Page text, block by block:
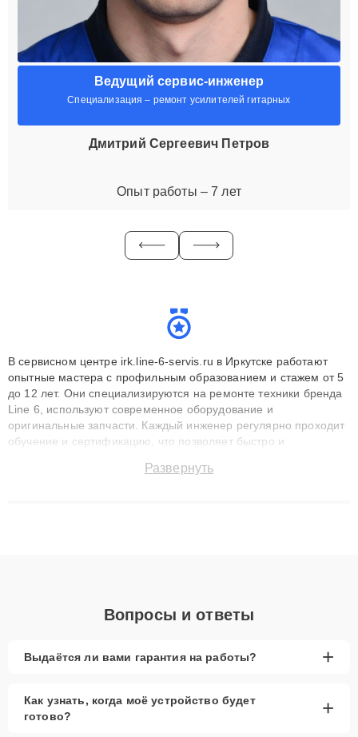
Ведущий сервис-инженер
Специализация – ремонт усилителей гитарных
Дмитрий Сергеевич Петров
Опыт работы – 7 лет
В сервисном центре irk.line-6-servis.ru в Иркутске работают
опытные мастера с профильным образованием и стажем от 5
до 12 лет. Они специализируются на ремонте техники бренда
Line 6, используют современное оборудование и
оригинальные запчасти. Каждый инженер регулярно проходит
обучение и сертификацию, что позволяет быстро и
сохранением гарантии до 3 лет. Наши мастера решают
Развернуть
Вопросы и ответы
Выдаётся ли вами гарантия на работы? +
Как узнать, когда моё устройство будет
готово?
+